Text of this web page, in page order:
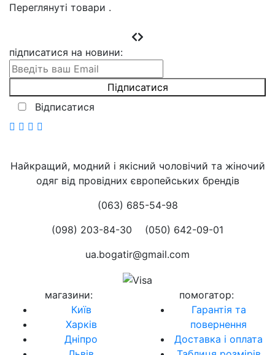
Переглянуті товари .
підписатися на новини:
Відписатися
Найкращий, модний і якісний чоловічий та жіночий
одяг від провідних європейських брендів
(063) 685-54-98
(098) 203-84-30
(050) 642-09-01
ua.bogatir@gmail.com
магазини:
Київ
Харків
Дніпро
помогатор:
Гарантія та
повернення
Доставка і оплата